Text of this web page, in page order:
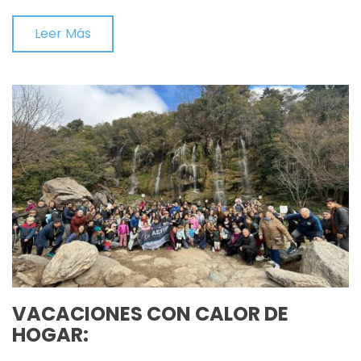
Leer Más
VACACIONES CON CALOR DE
HOGAR: